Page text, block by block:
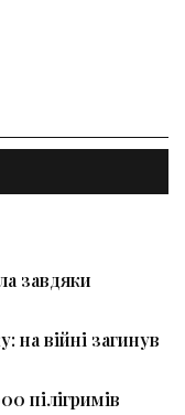
завдяки
на війні загинув
пілігримів